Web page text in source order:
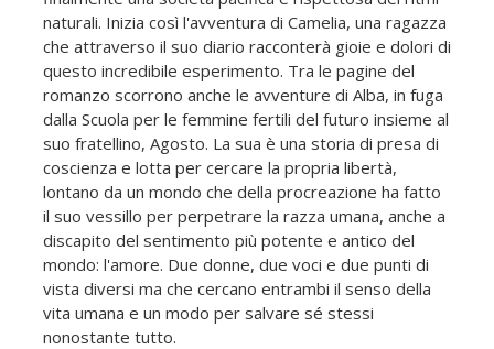
naturali. Inizia così l'avventura di Camelia, una ragazza
che attraverso il suo diario racconterà gioie e dolori di
questo incredibile esperimento. Tra le pagine del
romanzo scorrono anche le avventure di Alba, in fuga
dalla Scuola per le femmine fertili del futuro insieme al
suo fratellino, Agosto. La sua è una storia di presa di
coscienza e lotta per cercare la propria libertà,
lontano da un mondo che della procreazione ha fatto
il suo vessillo per perpetrare la razza umana, anche a
discapito del sentimento più potente e antico del
mondo: l'amore. Due donne, due voci e due punti di
vista diversi ma che cercano entrambi il senso della
vita umana e un modo per salvare sé stessi
nonostante tutto.